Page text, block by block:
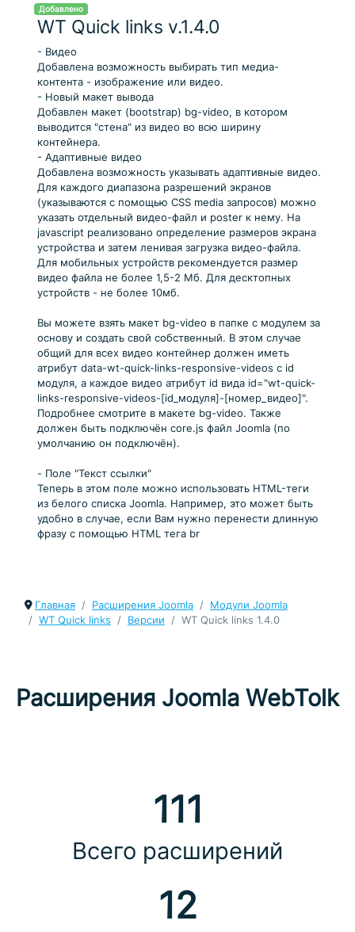
Добавлено
WT Quick links v.1.4.0
- Видео
Добавлена возможность выбирать тип медиа-
контента - изображение или видео.
- Новый макет вывода
Добавлен макет (bootstrap) bg-video, в котором
выводится "стена" из видео во всю ширину
контейнера.
- Адаптивные видео
Добавлена возможность указывать адаптивные видео.
Для каждого диапазона разрешений экранов
(указываются с помощью CSS media запросов) можно
указать отдельный видео-файл и poster к нему. На
javascript реализовано определение размеров экрана
устройства и затем ленивая загрузка видео-файла.
Для мобильных устройств рекомендуется размер
видео файла не более 1,5-2 Мб. Для десктопных
устройств - не более 10мб.
Вы можете взять макет bg-video в папке с модулем за
основу и создать свой собственный. В этом случае
общий для всех видео контейнер должен иметь
атрибут data-wt-quick-links-responsive-videos с id
модуля, а каждое видео атрибут id вида id="wt-quick-
links-responsive-videos-[id_модуля]-[номер_видео]".
Подробнее смотрите в макете bg-video. Также
должен быть подключён core.js файл Joomla (по
умолчанию он подключён).
- Поле "Текст ссылки"
Теперь в этом поле можно использовать HTML-теги
из белого списка Joomla. Например, это может быть
удобно в случае, если Вам нужно перенести длинную
фразу с помощью HTML тега br
Главная Расширения Joomla
Модули Joomla
WT Quick links
Версии WT Quick links 1.4.0
Расширения Joomla WebTolk
111
Всего расширений
12